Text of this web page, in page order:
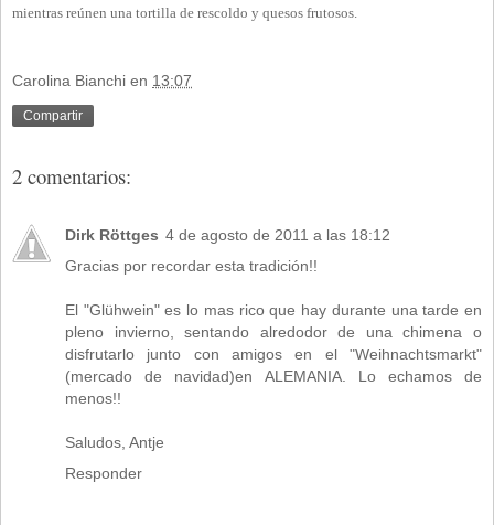
mientras reúnen una tortilla de rescoldo y quesos frutosos.
Carolina Bianchi en 13:07
Compartir
2 comentarios:
Dirk Röttges 4 de agosto de 2011 a las 18:12
Gracias por recordar esta tradición!!
El "Glühwein" es lo mas rico que hay durante una tarde en
pleno invierno, sentando alredodor de una chimena o
disfrutarlo junto con amigos en el "Weihnachtsmarkt"
(mercado de navidad)en ALEMANIA. Lo echamos de
menos!!
Saludos, Antje
Responder